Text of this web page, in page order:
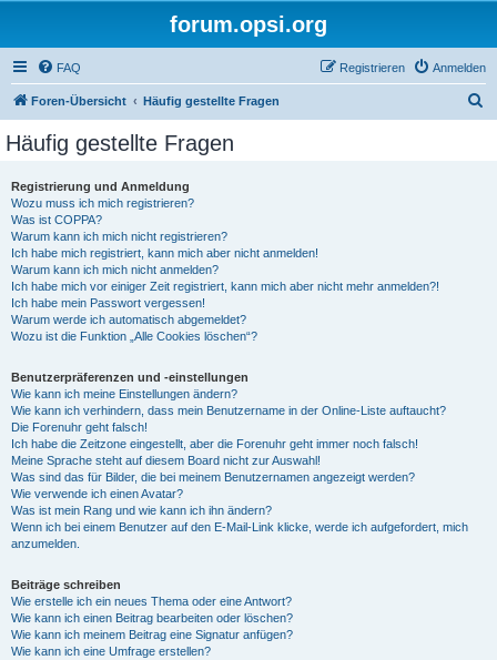
forum.opsi.org
FAQ Anmelden
Registrieren
Foren-Übersicht Häufig gestellte Fragen
Häufig gestellte Fragen
Registrierung und Anmeldung
Wozu muss ich mich registrieren?
Was ist COPPA?
Warum kann ich mich nicht registrieren?
Ich habe mich registriert, kann mich aber nicht anmelden!
Warum kann ich mich nicht anmelden?
Ich habe mich vor einiger Zeit registriert, kann mich aber nicht mehr anmelden?!
Ich habe mein Passwort vergessen!
Warum werde ich automatisch abgemeldet?
Wozu ist die Funktion „Alle Cookies löschen“?
Benutzerpräferenzen und -einstellungen
Wie kann ich meine Einstellungen ändern?
Wie kann ich verhindern, dass mein Benutzername in der Online-Liste auftaucht?
Die Forenuhr geht falsch!
Ich habe die Zeitzone eingestellt, aber die Forenuhr geht immer noch falsch!
Meine Sprache steht auf diesem Board nicht zur Auswahl!
Was sind das für Bilder, die bei meinem Benutzernamen angezeigt werden?
Wie verwende ich einen Avatar?
Was ist mein Rang und wie kann ich ihn ändern?
Wenn ich bei einem Benutzer auf den E-Mail-Link klicke, werde ich aufgefordert, mich
anzumelden.
Beiträge schreiben
Wie erstelle ich ein neues Thema oder eine Antwort?
Wie kann ich einen Beitrag bearbeiten oder löschen?
Wie kann ich meinem Beitrag eine Signatur anfügen?
Wie kann ich eine Umfrage erstellen?